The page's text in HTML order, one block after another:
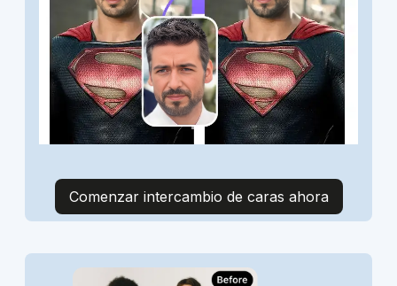
Comenzar intercambio de caras ahora